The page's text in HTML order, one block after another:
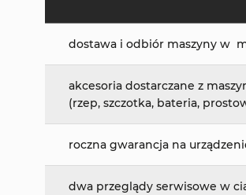
dostawa i odbiór maszyny w
akcesoria dostarczane z
(rzep, szczotka, bateria,
roczna gwarancja na
dwa przeglądy serwisowe w